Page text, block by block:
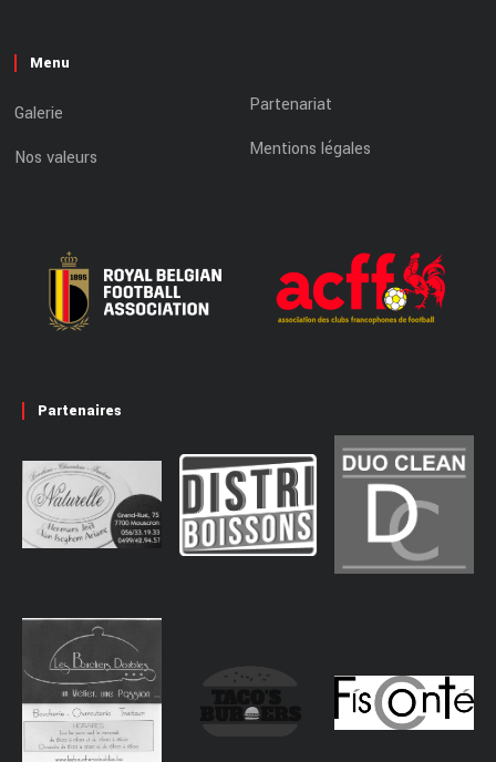
Menu
Galerie
Nos valeurs
Partenariat
Mentions légales
Partenaires